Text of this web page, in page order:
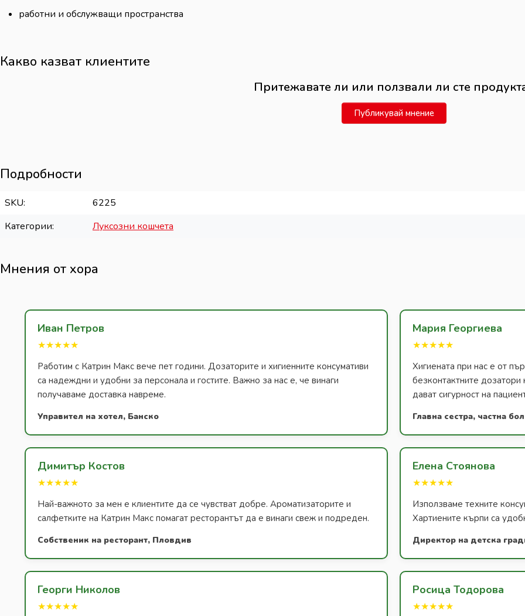
работни и обслужващи пространства
Какво казват клиентите
Притежавате ли или ползвали ли сте
Публикувай мнение
Подробности
SKU
6225
Категории
Луксозни кошчета
Мнения от хора
Иван Петров
★★★★★
Работим с Катрин Макс вече пет години. Дозаторите и хигиенните консумативи
са надеждни и удобни за персонала и гостите. Важно за нас е, че винаги
получаваме доставка навреме.
Управител на хотел, Банско
Мария Георгиева
★★★★★
Хигиената при нас е от
безконтактните дозатори
дават сигурност на
Главна сестра, частна
Димитър Костов
★★★★★
Най-важното за мен е клиентите да се чувстват добре. Ароматизаторите и
салфетките на Катрин Макс помагат ресторантът да е винаги свеж и подреден.
Собственик на ресторант, Пловдив
Елена Стоянова
★★★★★
Използваме техните
Хартиените кърпи са
Директор на детска
Георги Николов
★★★★★
Росица Тодорова
★★★★★